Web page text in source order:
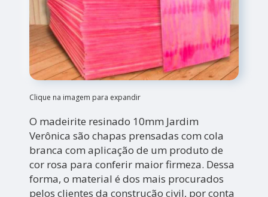
Clique na imagem para expandir
O madeirite resinado 10mm Jardim
Verônica são chapas prensadas com cola
branca com aplicação de um produto de
cor rosa para conferir maior firmeza. Dessa
forma, o material é dos mais procurados
pelos clientes da construção civil, por conta